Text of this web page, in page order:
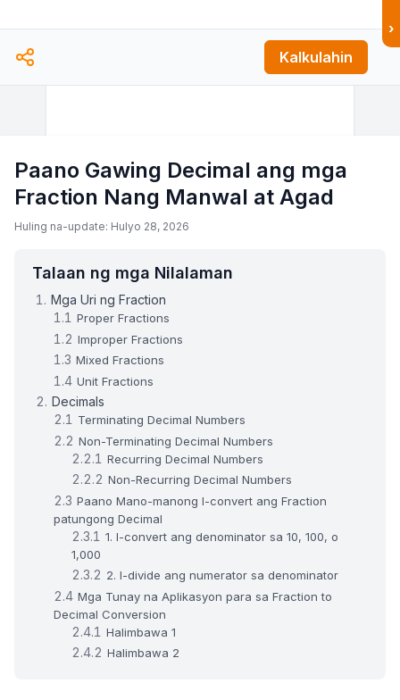
Kalkulahin
›
Paano Gawing Decimal ang mga
Fraction Nang Manwal at Agad
Huling na-update: Hulyo 28, 2026
Talaan ng mga Nilalaman
Mga Uri ng Fraction
Proper Fractions
Improper Fractions
Mixed Fractions
Unit Fractions
Decimals
Terminating Decimal Numbers
Non-Terminating Decimal Numbers
Recurring Decimal Numbers
Non-Recurring Decimal Numbers
Paano Mano-manong I-convert ang Fraction
patungong Decimal
1. I-convert ang denominator sa 10, 100, o
1,000
2. I-divide ang numerator sa denominator
Mga Tunay na Aplikasyon para sa Fraction to
Decimal Conversion
Halimbawa 1
Halimbawa 2